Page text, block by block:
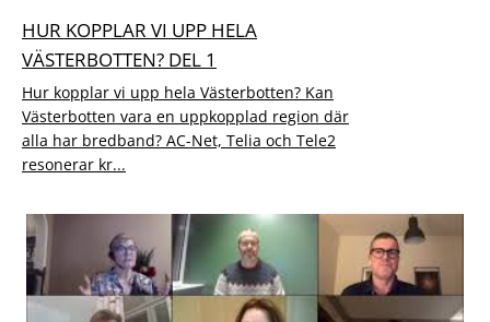
HUR KOPPLAR VI UPP HELA
VÄSTERBOTTEN? DEL 1
Hur kopplar vi upp hela Västerbotten? Kan
Västerbotten vara en uppkopplad region där
alla har bredband? AC-Net, Telia och Tele2
resonerar kr...